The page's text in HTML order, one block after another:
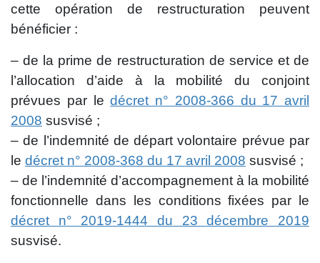
cette opération de restructuration peuvent
bénéficier :
– de la prime de restructuration de service et de
l’allocation d’aide à la mobilité du conjoint
prévues par ledécret n° 2008-366 du 17 avril
2008 susvisé ;
– de l’indemnité de départ volontaire prévue par
le décret n° 2008-368 du 17 avril 2008 susvisé ;
– de l’indemnité d’accompagnement à la mobilité
fonctionnelle dans les conditions fixées par le
décret n° 2019-1444 du 23 décembre 2019
susvisé.